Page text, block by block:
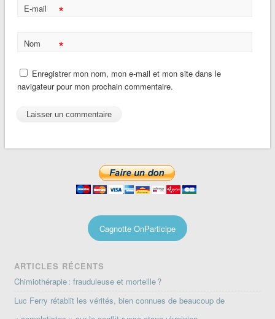
E-mail *
Nom *
Enregistrer mon nom, mon e-mail et mon site dans le
navigateur pour mon prochain commentaire.
Cagnotte OnParticipe
ARTICLES RÉCENTS
Chimiothérapie : frauduleuse et mortellle ?
Luc Ferry rétablit les vérités, bien connues de beaucoup de